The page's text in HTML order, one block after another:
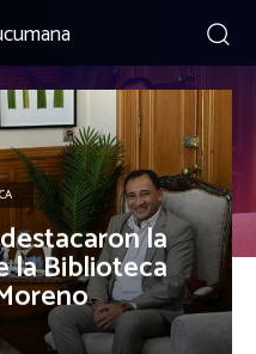
la
la Biblioteca